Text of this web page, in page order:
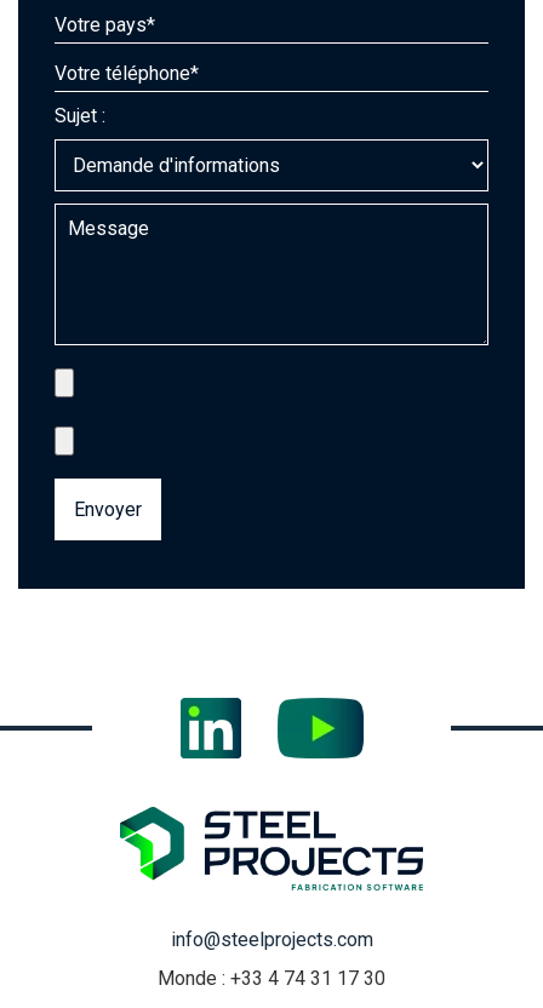
Sujet :
info@steelprojects.com
Monde : +33 4 74 31 17 30